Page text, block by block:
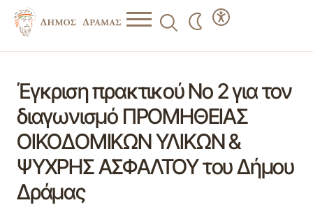
Έγκριση πρακτικού Νο 2 για τον
διαγωνισμό ΠΡΟΜΗΘΕΙΑΣ
ΟΙΚΟΔΟΜΙΚΩΝ ΥΛΙΚΩΝ &
ΨΥΧΡΗΣ ΑΣΦΑΛΤΟΥ του Δήμου
Δράμας